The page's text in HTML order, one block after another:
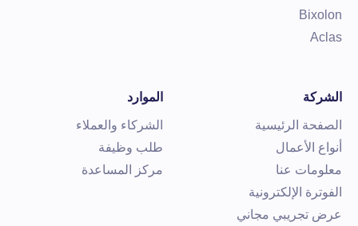
الرئيسية
الأعمال
عنا
الإلكترونية
تجريبي مجاني
الموارد
الشركاء والعملاء
طلب وظيفة
مركز المساعدة